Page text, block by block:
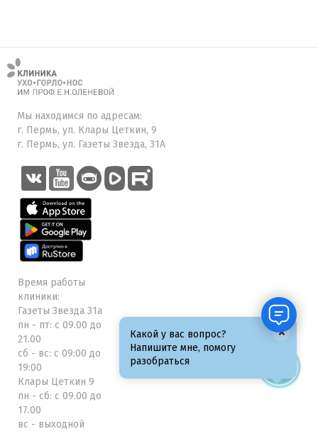
Мы находимся по адресам:
г. Пермь, ул. Клары Цеткин, 9
г. Пермь, ул. Газеты Звезда, 31А
Время работы
клиники:
Газеты Звезда 31а
пн - пт: с 09.00 до
21.00
сб - вс: с 09:00 до
19:00
Клары Цеткин 9
пн - сб: с 09.00 до
17.00
вс - выходной
Какой у вас вопрос?
Напишите мне, помогу
разобраться
×